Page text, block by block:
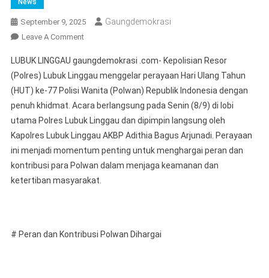
News
September 9, 2025 Gaungdemokrasi
Leave A CommentOn
Polwan
Ke-
77
Kepolisian
Resor
Lubuklinggau
Gelar
Perayaan
LUBUK LINGGAU gaungdemokrasi .com- Kepolisian Resor
(Polres) Lubuk Linggau menggelar perayaan Hari Ulang Tahun
(HUT) ke-77 Polisi Wanita (Polwan) Republik Indonesia dengan
penuh khidmat. Acara berlangsung pada Senin (8/9) di lobi
utama Polres Lubuk Linggau dan dipimpin langsung oleh
Kapolres Lubuk Linggau AKBP Adithia Bagus Arjunadi. Perayaan
ini menjadi momentum penting untuk menghargai peran dan
kontribusi para Polwan dalam menjaga keamanan dan
ketertiban masyarakat.
# Peran dan Kontribusi Polwan Dihargai